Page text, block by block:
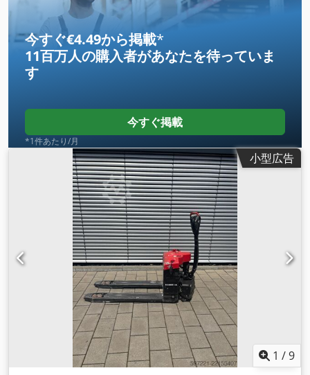
今すぐ€4.49から掲載*
11百万人の購入者があなたを待っていま
す
今すぐ掲載
*1件あたり/月
小型広告
1 /9